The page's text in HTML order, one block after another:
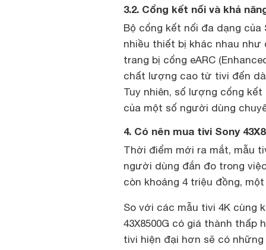
3.2. Cổng kết nối và khả
Bộ cổng kết nối đa dạng của
nhiều thiết bị khác nhau như
trang bị cổng eARC
chất lượng cao từ tivi đến
Tuy nhiên, số lượng cổng
của một số người dùng
4. Có nên mua tivi Sony
Thời điểm mới ra mắt, mẫu
người dùng đắn đo trong
còn khoảng 4 triệu đồng,
So với các mẫu tivi 4K cùng
43X8500G có giá thành thấp
tivi hiện đại hơn sẽ có